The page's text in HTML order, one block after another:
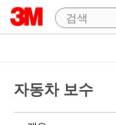
Close
Pros
Who
Close
a
message
자동차 보수